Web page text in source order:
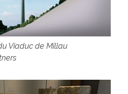
Viaduc de Millau